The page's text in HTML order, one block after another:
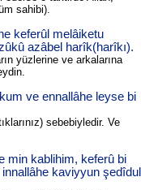
sahibi).
keferûl melâiketu
azâbel harîk(harîkı).
yüzlerine ve arkalarına
ve ennallâhe leyse bi
sebebiyledir. Ve
min kablihim, keferû bi
kaviyyun şedîdul